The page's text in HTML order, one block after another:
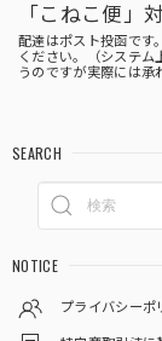
「こねこ便」
配達はポスト投函です
ください。（システム
うのですが実際には承
SEARCH
NOTICE
プライバシーポ